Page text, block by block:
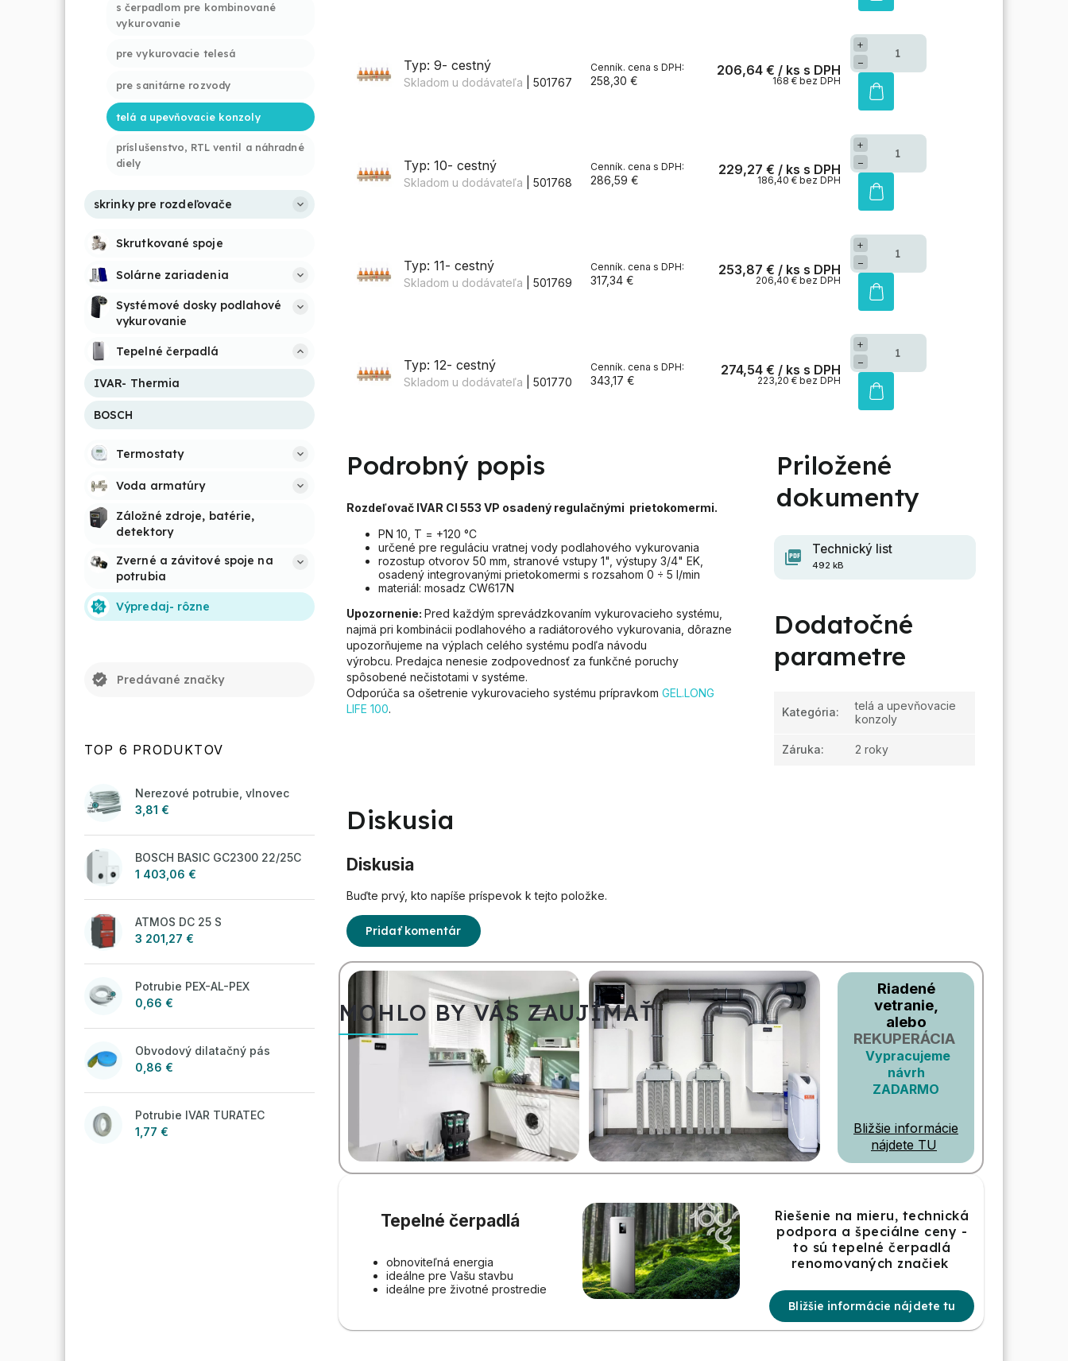
s čerpadlom pre kombinované
vykurovanie
pre vykurovacie telesá
pre sanitárne rozvody
telá a upevňovacie konzoly
príslušenstvo, RTL ventil a náhradné
diely
skrinky pre rozdeľovače
Skrutkované spoje
Solárne zariadenia
Systémové dosky podlahové
vykurovanie
Tepelné čerpadlá
IVAR- Thermia
BOSCH
Termostaty
Voda armatúry
Záložné zdroje, batérie,
detektory
Zverné a závitové spoje na
potrubia
Výpredaj- rôzne
verified Predávané značky
TOP 6 PRODUKTOV
Nerezové potrubie, vlnovec
3,81 €
BOSCH BASIC GC2300 22/25C
1 403,06 €
ATMOS DC 25 S
3 201,27 €
Potrubie PEX-AL-PEX
0,66 €
Obvodový dilatačný pás
0,86 €
Potrubie IVAR TURATEC
1,77 €
Typ: 9- cestný
Skladom u dodávateľa | 501767 258,30 €
206,64 € / ks
168 € bez DPH
+
−
Typ: 10- cestný
Skladom u dodávateľa | 501768 286,59 €
229,27 € / ks
186,40 € bez DPH
+
−
Typ: 11- cestný
Skladom u dodávateľa | 501769 317,34 €
253,87 € / ks
206,40 € bez DPH
+
−
Typ: 12- cestný
Skladom u dodávateľa | 501770 343,17 €
274,54 € / ks
223,20 € bez DPH
+
−
Podrobný popis
Rozdeľovač IVAR CI 553 VP osadený regulačnými prietokomermi.
PN 10, T = +120 °C
určené pre reguláciu vratnej vody podlahového vykurovania
rozostup otvorov 50 mm, stranové vstupy 1", výstupy 3/4" EK,
osadený integrovanými prietokomermi s rozsahom 0 ÷ 5 l/min
materiál: mosadz CW617N
Upozornenie: Pred každým sprevádzkovaním vykurovacieho systému,
najmä pri kombinácii podlahového a radiátorového vykurovania, dôrazne
upozorňujeme na výplach celého systému podľa návodu
výrobcu. Predajca nenesie zodpovednosť za funkčné poruchy
spôsobené nečistotami v systéme.
Odporúča sa ošetrenie vykurovacieho systému prípravkom GEL.LONG
LIFE 100.
Technický list
492 kB
Dodatočné
parametre
Kategória:
telá a upevňovacie
konzoly
Záruka: 2 roky
Diskusia
Diskusia
Buďte prvý, kto napíše príspevok k tejto položke.
Pridať komentár
MOHLO BY VÁS ZAUJÍMAŤ
Riadené
vetranie,
alebo
REKUPERÁCIA
Vypracujeme
návrh
ZADARMO
Bližšie informácie
nájdete TU
Tepelné čerpadlá
obnoviteľná energia
ideálne pre Vašu stavbu
ideálne pre životné prostredie
Riešenie na mieru, technická
podpora a špeciálne ceny -
to sú tepelné čerpadlá
renomovaných značiek
Bližšie informácie nájdete tu